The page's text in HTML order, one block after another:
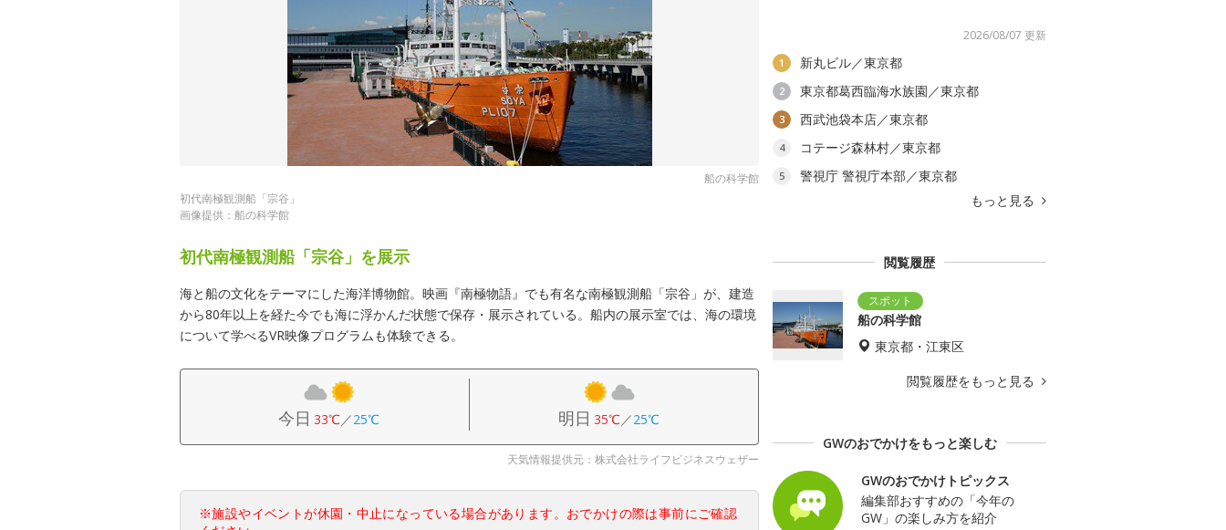
船の科学館
初代南極観測船「宗谷」
画像提供：船の科学館
初代南極観測船「宗谷」を展示
海と船の文化をテーマにした海洋博物館。映画『南極物語』でも有名な南極観測船「宗谷」が、建造
から80年以上を経た今でも海に浮かんだ状態で保存・展示されている。船内の展示室では、海の環境
について学べるVR映像プログラムも体験できる。
今日 33℃／25℃ 明日 35℃／25℃
天気情報提供元：株式会社ライフビジネスウェザー
※施設やイベントが休園・中止になっている場合があります。おでかけの際は事前にご確認
2026/08/07 更新
1 新丸ビル／東京都
2 東京都葛西臨海水族園／東京都
3 西武池袋本店／東京都
4 コテージ森林村／東京都
5
警視庁 警視庁本部／東京都
もっと見る
閲覧履歴
船の科学館
東京都・江東区
閲覧履歴をもっと見る
GWのおでかけをもっと楽しむ
GWのおでかけトピックス
編集部おすすめの「今年の
GW」の楽しみ方を紹介